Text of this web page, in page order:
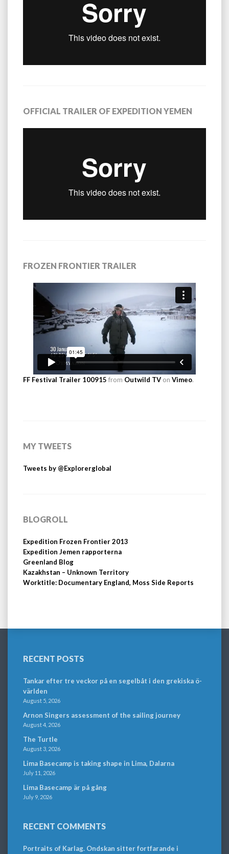
OFFICIAL TRAILER OF EXPEDITION YEMEN
FROZEN FRONTIER TRAILER
FF Festival Trailer 100915 from Outwild TV on Vimeo.
MY TWEETS
Tweets by @Explorerglobal
BLOGROLL
Expedition Frozen Frontier 2013
Expedition Jemen rapporterna
Greenland Blog
Kazakhstan – Unknown Territory
Worktitle: Documentary England, Moss Side Reports
RECENT POSTS
Tankar efter tre veckor på en segelbåt i den grekiska ö-
världen
August 5, 2026
Arnon Singers assessment of the sailing journey
August 4, 2026
The Turtle
August 3, 2026
Lima Basecamp is taking shape in Lima, Dalarna
July 11, 2026
Lima Basecamp är på gång
July 9, 2026
RECENT COMMENTS
Portraits of Karlag. Ondskan sitter fortfarande i